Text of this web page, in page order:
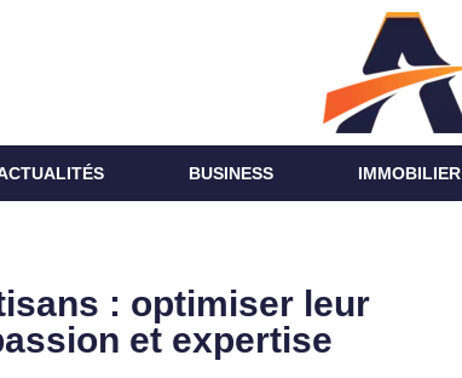
BUSINESS IMMOBILIER
: optimiser leur
et expertise